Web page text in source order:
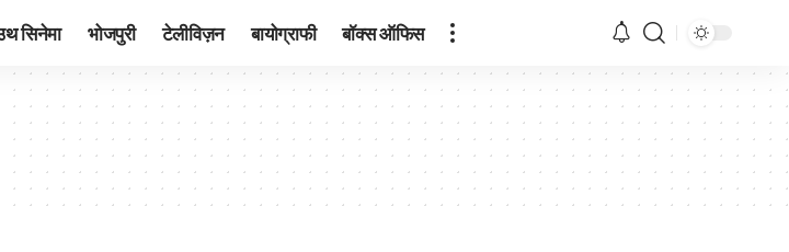
सिनेमा भोजपुरी टेलीविज़न बायोग्राफी बॉक्स ऑफिस